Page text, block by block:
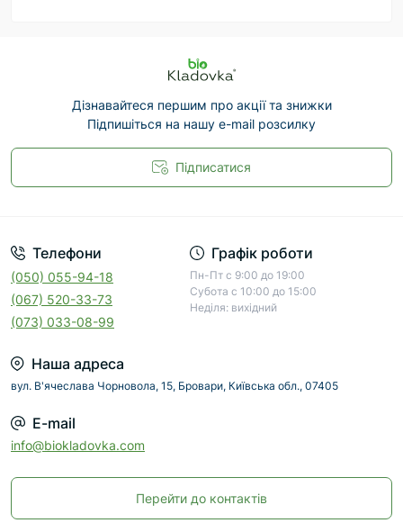
Дізнавайтеся першим про акції та знижки
Підпишіться на нашу e-mail розсилку
Підписатися
Телефони
(050) 055-94-18
(067) 520-33-73
(073) 033-08-99
Графік роботи
Пн-Пт с 9:00 до 19:00
Субота с 10:00 до 15:00
Неділя: вихідний
Наша адреса
вул. В'ячеслава Чорновола, 15, Бровари, Київська обл., 07405
E-mail
info@biokladovka.com
Перейти до контактів